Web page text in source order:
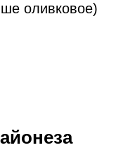
оливковое)